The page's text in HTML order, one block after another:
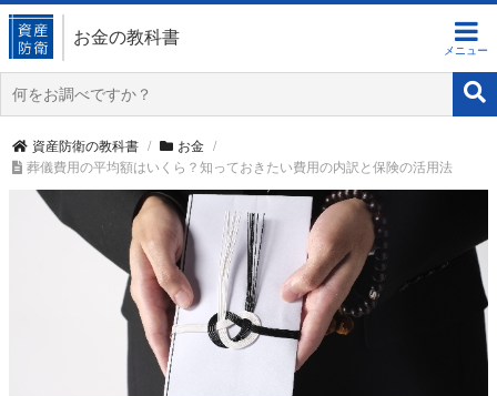
お金の教科書
資産防衛の教科書
お金
葬儀費用の平均額はいくら？知っておきたい費用の内訳と保険の活用法